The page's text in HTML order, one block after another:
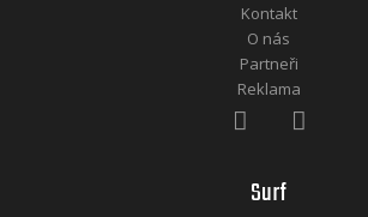
Kontakt
O nás
Partneři
Reklama
Surf